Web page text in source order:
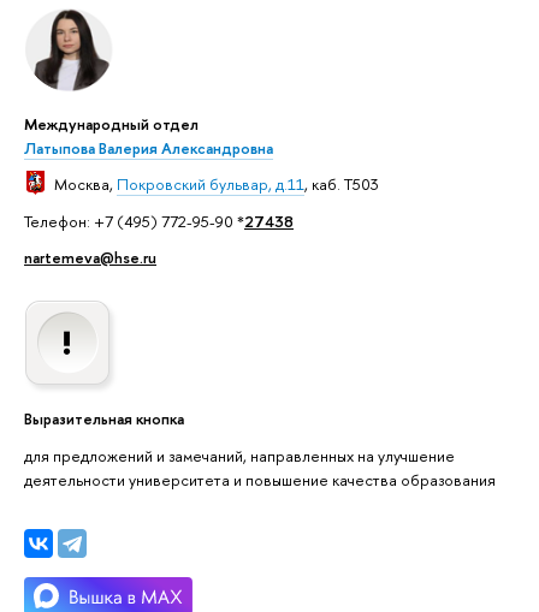
Международный отдел
Латыпова Валерия Александровна
Москва, Покровский бульвар, д.11, каб. T503
Телефон: +7 (495) 772-95-90 *27438
nartemeva@hse.ru
Выразительная кнопка
для предложений и замечаний, направленных на улучшение
деятельности университета и повышение качества образования